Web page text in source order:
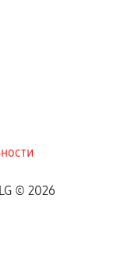
© 2026